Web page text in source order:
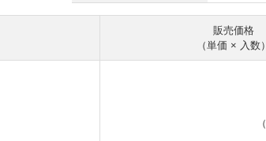
販売価格
（単価 × 入数）
（